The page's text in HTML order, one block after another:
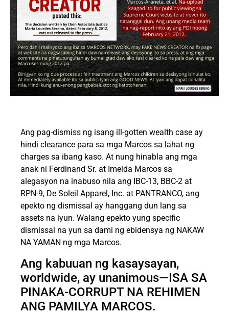
Ang pag-dismiss ng isang ill-gotten wealth case ay
hindi clearance para sa mga Marcos sa lahat ng
charges sa ibang kaso. At nung hinabla ang mga
anak ni Ferdinand Sr. at Imelda Marcos sa
alegasyon na inabuso nila ang IBC-13, BBC-2 at
RPN-9, De Soleil Apparel, Inc. at PANTRANCO, ang
epekto ng dismissal ay hanggang dun lang sa
assets na iyun. Walang epekto yung specific
dismissal na yun sa dami ng ebidensya ng NAKAW
NA YAMAN ng mga Marcos.
Ang kabuuan ng kasaysayan,
worldwide, ay unanimous—ISA SA
PINAKA-CORRUPT NA REHIMEN
ANG PAMILYA MARCOS.